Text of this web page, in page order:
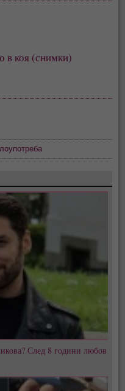
в коя (снимки)
След 8 години любов